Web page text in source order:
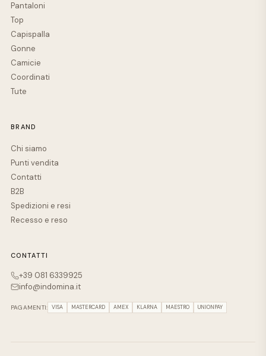
Pantaloni
Top
Capispalla
Gonne
Camicie
Coordinati
Tute
BRAND
Chi siamo
Punti vendita
Contatti
B2B
Spedizioni e resi
Recesso e reso
CONTATTI
+39 081 6339925
info@indomina.it
PAGAMENTI: VISA MASTERCARD AMEX KLARNA MAESTRO UNIONPAY